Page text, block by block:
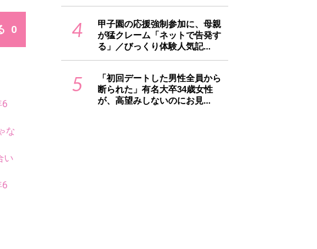
6
な
い
6
4
甲子園の応援強制参加に、母親
が猛クレーム「ネットで告発す
る」／びっくり体験人気記...
5
「初回デートした男性全員から
断られた」有名大卒34歳女性
が、高望みしないのにお見...